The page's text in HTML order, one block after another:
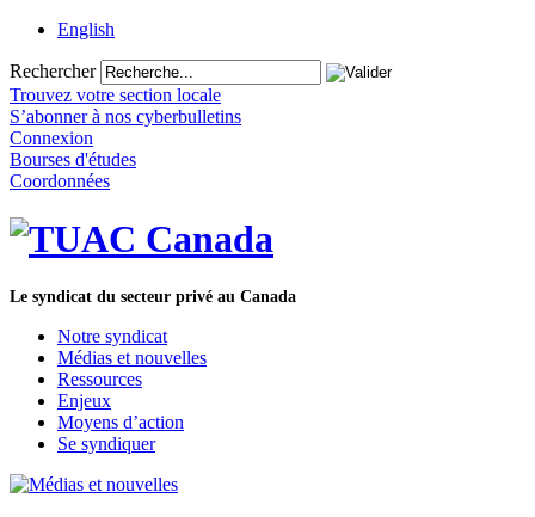
English
Rechercher
Trouvez votre section locale
S’abonner à nos cyberbulletins
Connexion
Bourses d'études
Coordonnées
Le syndicat du secteur privé au Canada
Notre syndicat
Médias et nouvelles
Ressources
Enjeux
Moyens d’action
Se syndiquer